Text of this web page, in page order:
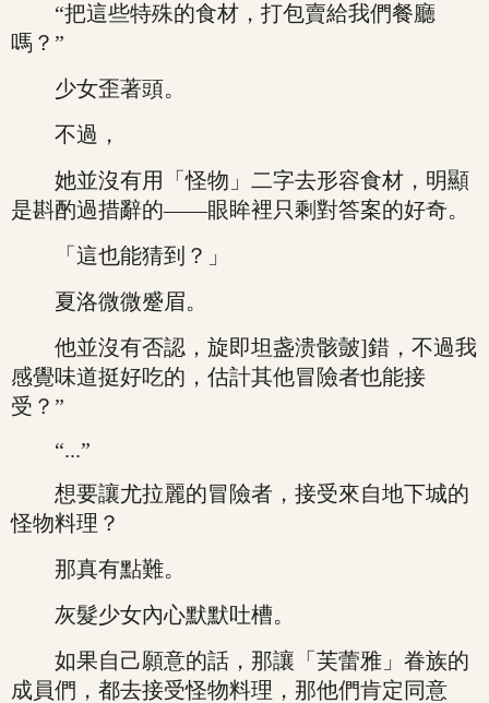
“把這些特殊的食材，打包賣給我們餐廳
嗎？”
少女歪著頭。
不過，
她並沒有用「怪物」二字去形容食材，明顯
是斟酌過措辭的——眼眸裡只剩對答案的好奇。
「這也能猜到？」
夏洛微微蹙眉。
他並沒有否認，旋即坦盏溃骸皼]錯，不過我
感覺味道挺好吃的，估計其他冒險者也能接
受？”
“...”
想要讓尤拉麗的冒險者，接受來自地下城的
怪物料理？
那真有點難。
灰髮少女內心默默吐槽。
如果自己願意的話，那讓「芙蕾雅」眷族的
成員們，都去接受怪物料理，那他們肯定同意